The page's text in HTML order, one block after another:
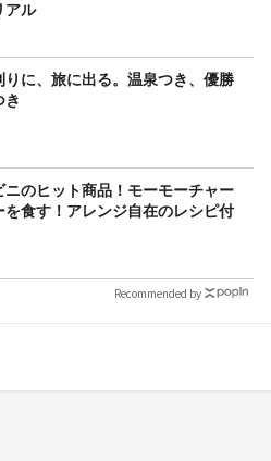
アル
りに、旅に出る。温泉つき、優勝
き
ニのヒット商品！モーモーチャー
を食す！アレンジ自在のレシピ付
Recommended by